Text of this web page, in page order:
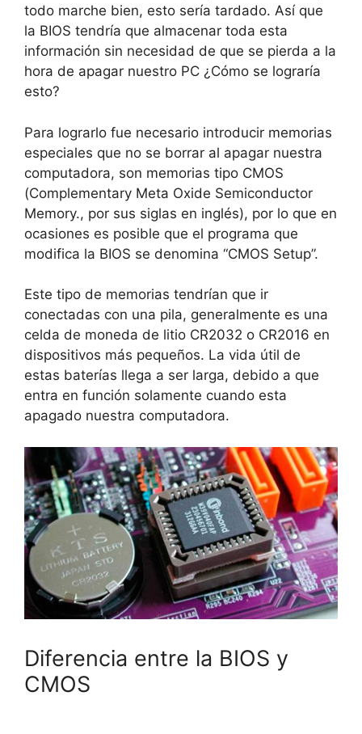
todo marche bien, esto sería tardado. Así que
la BIOS tendría que almacenar toda esta
información sin necesidad de que se pierda a la
hora de apagar nuestro PC ¿Cómo se lograría
esto?
Para lograrlo fue necesario introducir memorias
especiales que no se borrar al apagar nuestra
computadora, son memorias tipo CMOS
(Complementary Meta Oxide Semiconductor
Memory., por sus siglas en inglés), por lo que en
ocasiones es posible que el programa que
modifica la BIOS se denomina “CMOS Setup”.
Este tipo de memorias tendrían que ir
conectadas con una pila, generalmente es una
celda de moneda de litio CR2032 o CR2016 en
dispositivos más pequeños. La vida útil de
estas baterías llega a ser larga, debido a que
entra en función solamente cuando esta
apagado nuestra computadora.
Diferencia entre la BIOS y
CMOS